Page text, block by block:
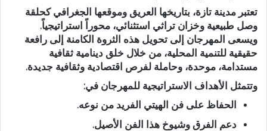
​تعتبر مدينة تازة، بتاريخها العريق وموقعها الجغرافي كحلقة
وصل طبيعية وخزان تراثي استثنائي، محوراً استراتيجياً.
ويسعى المهرجان إلى تحويل هذه الثروة الكامنة إلى رافعة
حقيقية للتنمية المحلية، من خلال خلق دينامية ثقافية
مستدامة، موحدة، وحاملة لفرص اقتصادية وثقافية جديدة.
​وتتمثل الأهداف الاستراتيجية للمهرجان في:
الحفاظ على فن الهيتي الفريد من نوعه.
دعم الفرق وشيوخ هذا الفن الأصيل.